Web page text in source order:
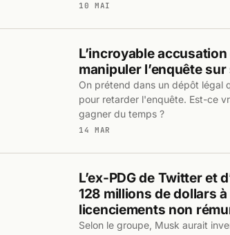
10 MAI
L’incroyable
manipuler l’enquête
On prétend dans un dépôt légal
pour retarder l'enquête. Est-ce
gagner du temps ?
14 MAR
L’ex-PDG de Twitter et
128 millions de dollars
licenciements non
Selon le groupe, Musk aurait